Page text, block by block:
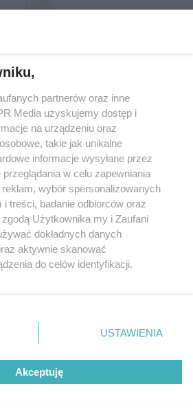
w serwisie nie może być powielany i
rozpowszechniany w jakikolwiek sposób (w
mechaniczny) na jakimkolwiek polu
formie, włącznie z umieszczaniem w
partnerów oraz inne
Media uzyskujemy dostęp i
na urządzeniu oraz
takie jak unikalne
informacje wysyłane przez
w celu zapewniania
wybór spersonalizowanych
treści, badanie odbiorców oraz
zgodą Użytkownika my i Zaufani
dokładnych danych
aktywnie skanować
do celów identyfikacji.
przycisk ustawień prywatności
dolnym rogu strony
danych nie wymagają zgody
prawo sprzeciwić się takiemu
będą miały zastosowanie tylko
USTAWIENIA
Akceptuję